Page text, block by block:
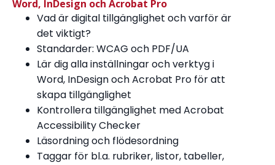
Word, InDesign och Acrobat Pro
Vad är digital tillgänglighet och varför är
det viktigt?
Standarder: WCAG och PDF/UA
Lär dig alla inställningar och verktyg i
Word, InDesign och Acrobat Pro för att
skapa tillgänglighet
Kontrollera tillgänglighet med Acrobat
Accessibility Checker
Läsordning och flödesordning
Taggar för bl.a. rubriker, listor, tabeller,